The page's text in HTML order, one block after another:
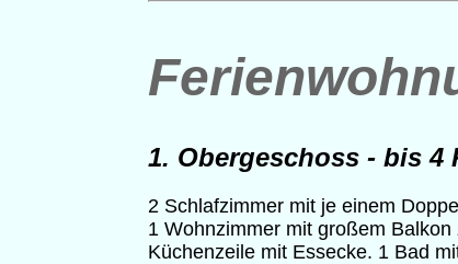
1. Obergeschoss - bis 4
2 Schlafzimmer mit je einem
1 Wohnzimmer mit großem
Küchenzeile mit Essecke. 1 Bad